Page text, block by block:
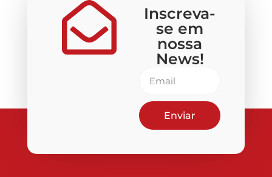
Inscreva-
se em
nossa
News!
Enviar